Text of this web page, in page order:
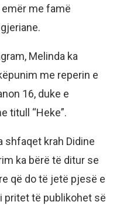
me famë
Melinda ka
me reperin e
16, duke e
titull “Heke”.
shfaqet krah Didine
ka bërë të ditur se
që do të jetë pjesë e
pritet të publikohet së